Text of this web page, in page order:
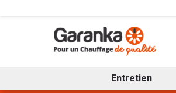
Entretien